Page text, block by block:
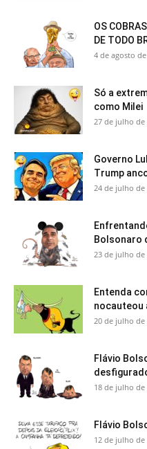
OS
DE TODO
4 de agosto
Só a
como Milei
27 de julho de
Governo
Trump
24 de julho de
Bolsonaro
23 de julho de
Entenda
nocauteou
20 de julho de
Flávio
18 de julho de
Flávio
12 de julho de